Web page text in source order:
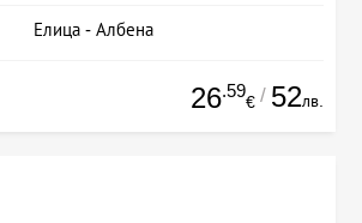
Елица - Албена
26.59
€ / 52лв.